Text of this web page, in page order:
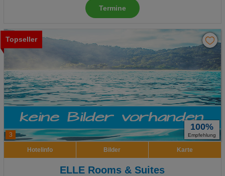
Termine
3
Topseller
100%
Empfehlung
Hotelinfo Bilder Karte
ELLE Rooms & Suites